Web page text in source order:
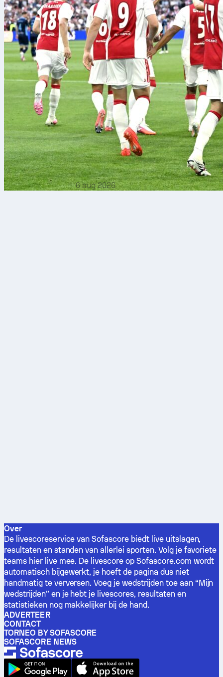
6 aug 2026
Over
De livescoreservice van Sofascore biedt live uitslagen,
resultaten en standen van allerlei sporten. Volg je favoriete
teams hier live mee. De livescore op Sofascore.com wordt
automatisch bijgewerkt, je hoeft de pagina dus niet
handmatig te verversen. Voeg je wedstrijden toe aan “Mijn
wedstrijden” en je hebt je livescores, resultaten en
statistieken nog makkelijker bij de hand.
ADVERTEER
CONTACT
TORNEO BY SOFASCORE
SOFASCORE NEWS